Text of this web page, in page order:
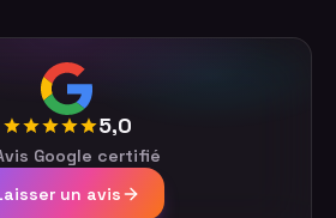
5,0
Google certifié
un avis